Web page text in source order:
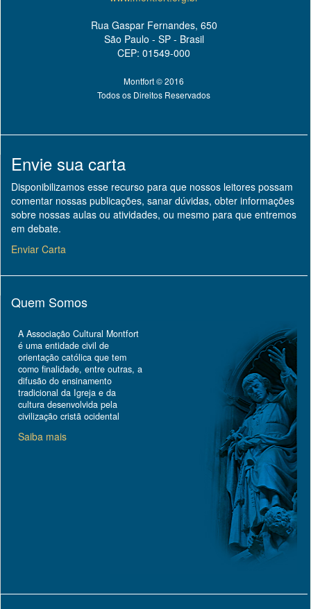
Rua Gaspar Fernandes, 650
São Paulo - SP - Brasil
CEP: 01549-000
Montfort © 2016
Todos os Direitos Reservados
Envie sua carta
Disponibilizamos esse recurso para que nossos leitores possam
comentar nossas publicações, sanar dúvidas, obter informações
sobre nossas aulas ou atividades, ou mesmo para que entremos
em debate.
Enviar Carta
Quem Somos
A Associação Cultural Montfort
é uma entidade civil de
orientação católica que tem
como finalidade, entre outras, a
difusão do ensinamento
tradicional da Igreja e da
cultura desenvolvida pela
civilização cristã ocidental
Saiba mais